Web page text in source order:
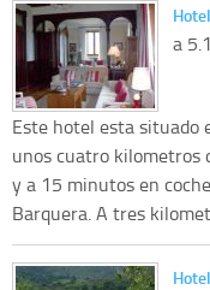
a
Este hotel esta situado
unos cuatro kilometros
y a 15 minutos en
Barquera. A tres